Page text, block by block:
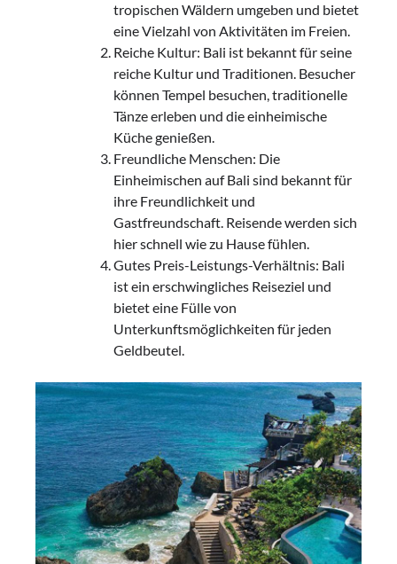
tropischen Wäldern umgeben und bietet
eine Vielzahl von Aktivitäten im Freien.
Reiche Kultur: Bali ist bekannt für seine
reiche Kultur und Traditionen. Besucher
können Tempel besuchen, traditionelle
Tänze erleben und die einheimische
Küche genießen.
Freundliche Menschen: Die
Einheimischen auf Bali sind bekannt für
ihre Freundlichkeit und
Gastfreundschaft. Reisende werden sich
hier schnell wie zu Hause fühlen.
Gutes Preis-Leistungs-Verhältnis: Bali
ist ein erschwingliches Reiseziel und
bietet eine Fülle von
Unterkunftsmöglichkeiten für jeden
Geldbeutel.